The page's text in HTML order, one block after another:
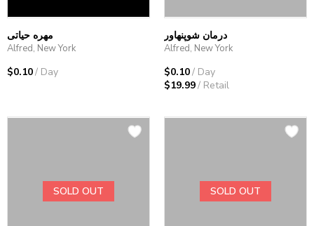
مهره حیاتی
Alfred, New York
$0.10/ Day
درمان شوپنهاور
Alfred, New York
$0.10/ Day
$19.99/ Retail
SOLD OUT SOLD OUT